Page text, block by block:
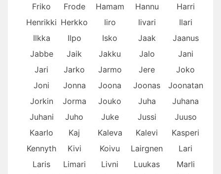
Friko Frode Hamam Hannu
Harri
Henrikki Herkko Iiro Iivari
Ilari
Ilkka
Ilpo Isko Jaak
Jaanus
Jabbe
Jaik Jakku Jalo
Jani
Jari
Jarko Jarmo Jere
Joko
Joni
Jonna Joona Joonas
Joonatan
Jorkin
Jorma Jouko Juha
Juhana
Juhani
Juho Juke Jussi
Juuso
Kaarlo
Kaj Kaleva Kalevi
Kasperi
Kennyth
Kivi Koivu Lairgnen
Lari
Laris
Limari Livni Luukas
Marli